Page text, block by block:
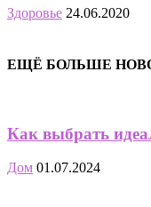
Здоровье 24.06.2020
ЕЩЁ БОЛЬШЕ
Как выбрать
Дом 01.07.2024